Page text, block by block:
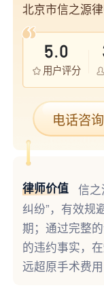
北京市信之源
5.0
用户评分
电话咨询
律师价值 信
纠纷”，有效规
期；通过完整
的违约事实，
远超原手术费